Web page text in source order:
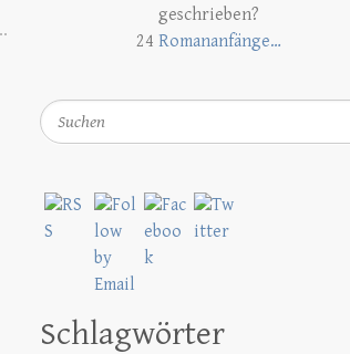
geschrieben?
24Romananfänge…
Suchen
Schlagwörter